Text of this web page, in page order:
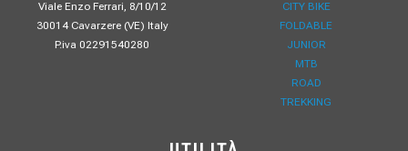
Viale Enzo Ferrari, 8/10/12
30014 Cavarzere (VE) Italy
P.iva 02291540280
CITY BIKE
FOLDABLE
JUNIOR
MTB
ROAD
TREKKING